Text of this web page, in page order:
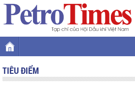
TIÊU ĐIỂM